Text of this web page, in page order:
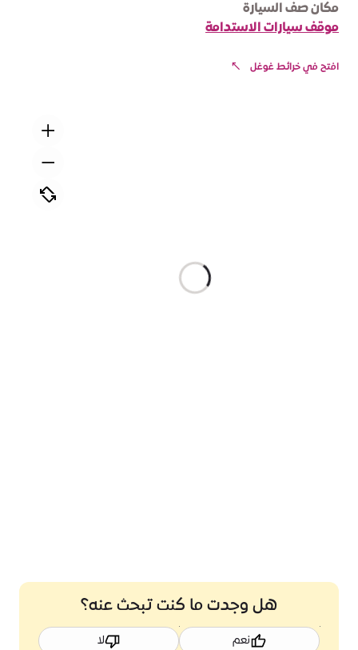
مكان صف السيارة
موقف سيارات الاستدامة
افتح في خرائط غوغل
هل وجدت ما كنت تبحث عنه؟
نعم لا